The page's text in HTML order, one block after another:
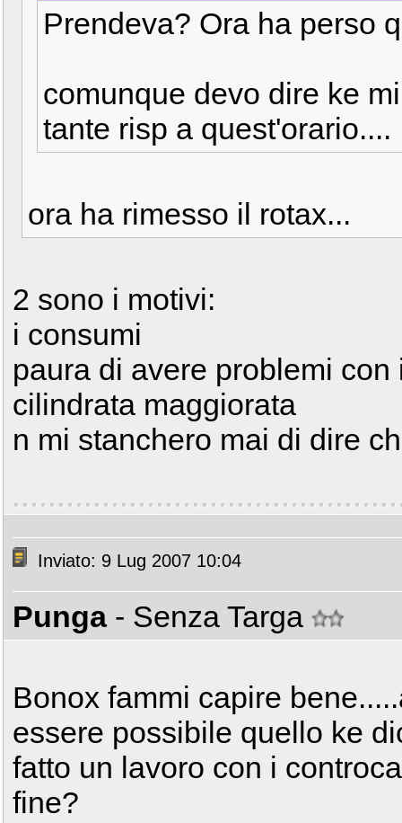
Prendeva? Ora ha perso
comunque devo dire ke
tante risp a quest'orario....
ora ha rimesso il rotax...
2 sono i motivi:
i consumi
paura di avere problemi
cilindrata maggiorata
n mi stanchero mai di dire
Inviato: 9 Lug 2007 10:04
Punga - Senza Targa
Bonox fammi capire
essere possibile quello ke
fatto un lavoro con i
fine?